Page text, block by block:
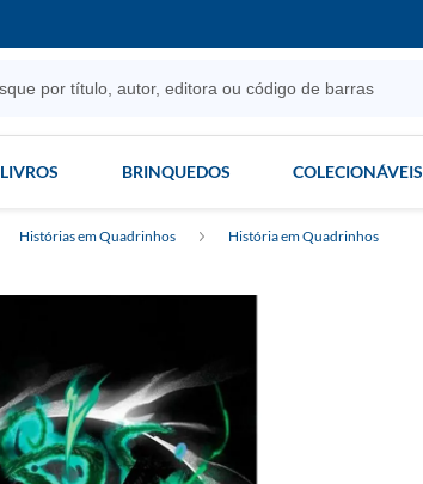
LIVROS BRINQUEDOS COLECIONÁVEIS
Histórias em Quadrinhos História em Quadrinhos